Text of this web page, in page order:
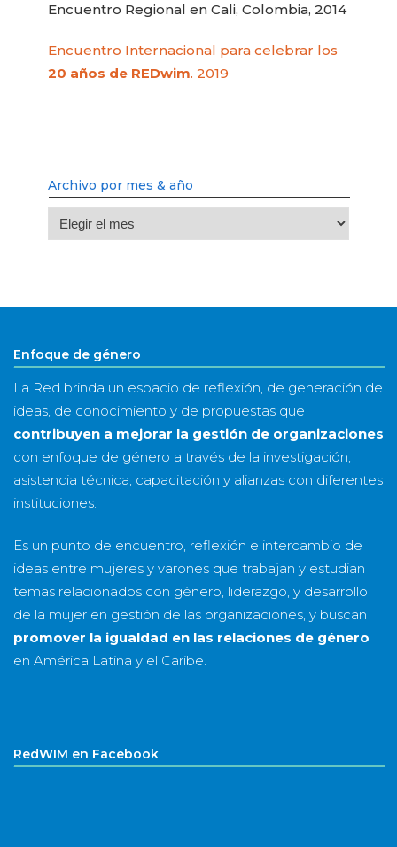
Encuentro Regional en Cali, Colombia, 2014
Encuentro Internacional para celebrar los
20 años de REDwim. 2019
Archivo por mes & año
Archivo
por
año
Enfoque de género
La Red brinda un espacio de reflexión, de generación de
ideas, de conocimiento y de propuestas que
contribuyen a mejorar la gestión de organizaciones
con enfoque de género a través de la investigación,
asistencia técnica, capacitación y alianzas con diferentes
instituciones.
Es un punto de encuentro, reflexión e intercambio de
ideas entre mujeres y varones que trabajan y estudian
temas relacionados con género, liderazgo, y desarrollo
de la mujer en gestión de las organizaciones, y buscan
promover la igualdad en las relaciones de género
en América Latina y el Caribe.
RedWIM en Facebook